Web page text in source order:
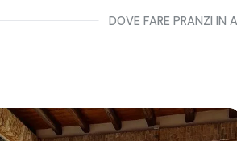
DOVE FARE PRANZI IN